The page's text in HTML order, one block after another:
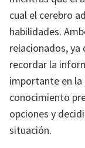
cual el cerebro
habilidades.
relacionados, ya
recordar la
importante en la
conocimiento
opciones y
situación.